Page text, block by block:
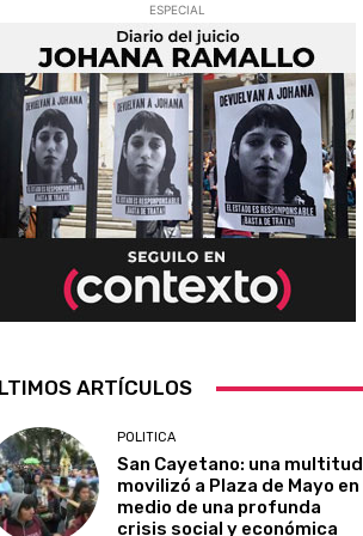
ESPECIAL
ARTÍCULOS
POLITICA
San Cayetano: una multitud
movilizó a Plaza de Mayo en
medio de una profunda
crisis social y económica